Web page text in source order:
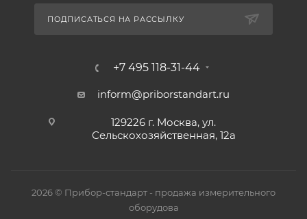
ПОДПИСАТЬСЯ НА РАССЫЛКУ
+7 495 118-31-44
inform@priborstandart.ru
129226 г. Москва, ул.
Сельскохозяйственная, 12а
2026 © Прибор-стандарт - продажа измерительного
оборудова